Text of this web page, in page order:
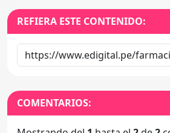
REFIERA ESTE CONTENIDO:
COMENTARIOS: